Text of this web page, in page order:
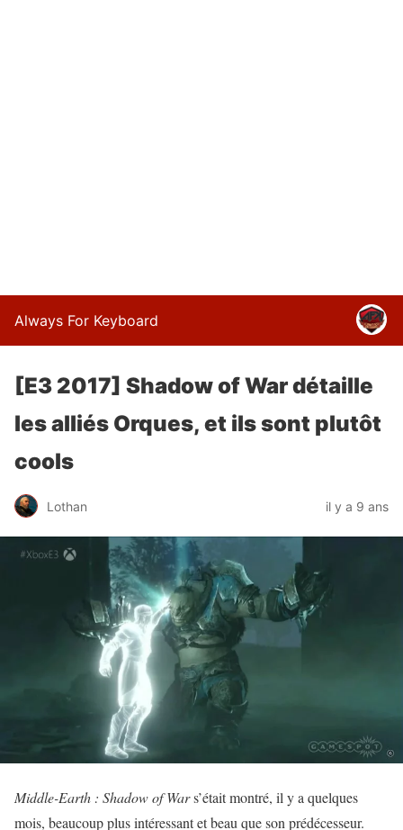
Always For Keyboard
[E3 2017] Shadow of War détaille
les alliés Orques, et ils sont plutôt
cools
Lothan il y a 9 ans
Middle-Earth : Shadow of Wars’était montré, il y a quelques
mois, beaucoup plus intéressant et beau que son prédécesseur.